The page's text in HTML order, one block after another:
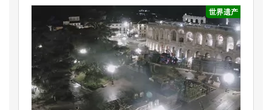
世界遗产